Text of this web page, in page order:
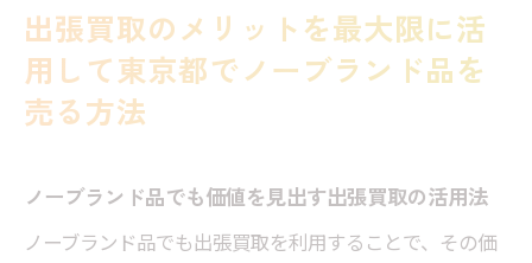
めの出張買取活用術
忙しい日常でも簡単に買取査定を受けるコ
ツ
品の処分法
東京都でノーブランド品を手軽に現金化す
出張買取のメリットを最大限に活
用して東京都でノーブランド品を
売る方法
ノーブランド品でも価値を見出す出張買取の活用法
ノーブランド品でも出張買取を利用することで、その価